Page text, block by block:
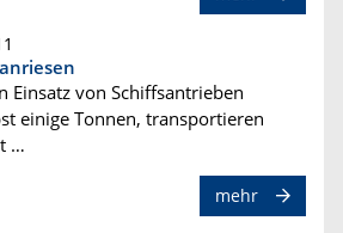
Einsatz von Schiffsantrieben
einige Tonnen, transportieren
…
mehr